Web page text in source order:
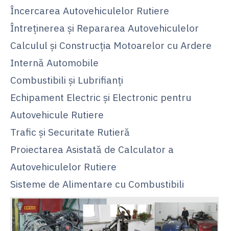
Încercarea Autovehiculelor Rutiere
Întreținerea și Repararea Autovehiculelor
Calculul și Construcția Motoarelor cu Ardere
Internă Automobile
Combustibili și Lubrifianți
Echipament Electric și Electronic pentru
Autovehicule Rutiere
Trafic și Securitate Rutieră
Proiectarea Asistată de Calculator a
Autovehiculelor Rutiere
Sisteme de Alimentare cu Combustibili